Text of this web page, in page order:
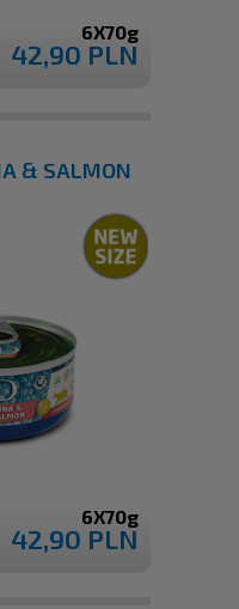
6X70g
42,90 PLN
& SALMON
6X70g
42,90 PLN